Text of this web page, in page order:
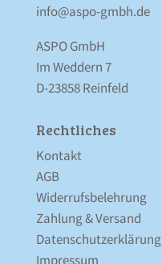
info@aspo-gmbh.de
ASPO GmbH
Im Weddern 7
D-23858 Reinfeld
Rechtliches
Kontakt
AGB
Widerrufsbelehrung
Zahlung & Versand
Datenschutz­erklärung
Impressum